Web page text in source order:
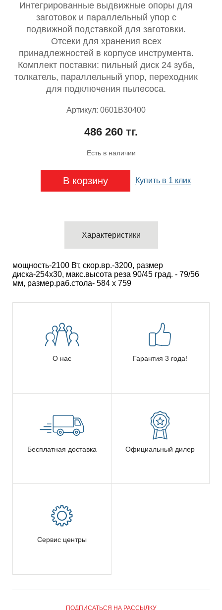
Интегрированные выдвижные опоры для
заготовок и параллельный упор с
подвижной подставкой для заготовки.
Отсеки для хранения всех
принадлежностей в корпусе инструмента.
Комплект поставки: пильный диск 24 зуба,
толкатель, параллельный упор, переходник
для подключения пылесоса.
Артикул: 0601B30400
486 260 тг.
Есть в наличии
В корзину Купить в 1 клик
Характеристики
мощность-2100 Вт, скор.вр.-3200, размер
диска-254х30, макс.высота реза 90/45 град. - 79/56
мм, размер.раб.стола- 584 х 759
О нас Гарантия 3 года!
Бесплатная доставка Официальный дилер
Сервис центры
ПОДПИСАТЬСЯ НА РАССЫЛКУ